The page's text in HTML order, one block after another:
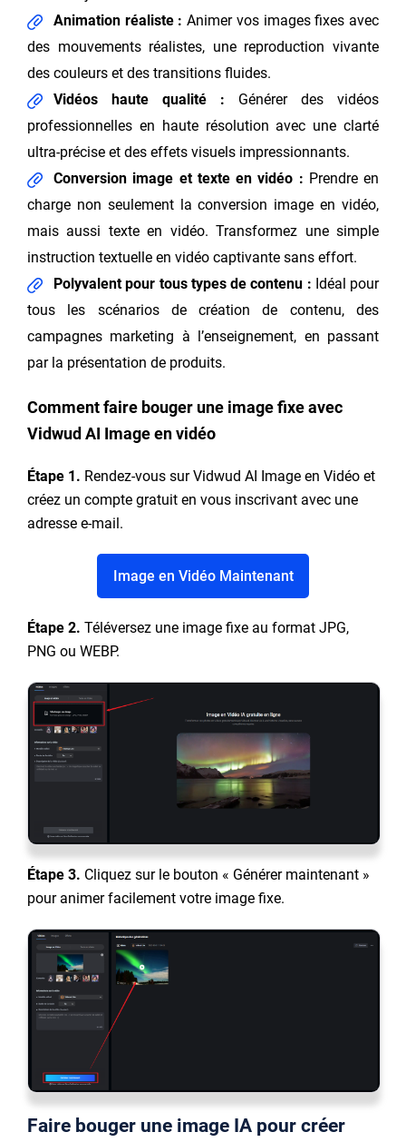
Animation réaliste : Animer vos images fixes avec
des mouvements réalistes, une reproduction vivante
des couleurs et des transitions fluides.
Vidéos haute qualité : Générer des vidéos
professionnelles en haute résolution avec une clarté
ultra-précise et des effets visuels impressionnants.
Conversion image et texte en vidéo : Prendre en
charge non seulement la conversion image en vidéo,
mais aussi texte en vidéo. Transformez une simple
instruction textuelle en vidéo captivante sans effort.
Polyvalent pour tous types de contenu : Idéal pour
tous les scénarios de création de contenu, des
campagnes marketing à l’enseignement, en passant
par la présentation de produits.
Comment faire bouger une image fixe avec
Vidwud AI Image en vidéo
Étape 1. Rendez-vous sur Vidwud AI Image en Vidéo et
créez un compte gratuit en vous inscrivant avec une
adresse e-mail.
Image en Vidéo Maintenant
Étape 2. Téléversez une image fixe au format JPG,
PNG ou WEBP.
Étape 3. Cliquez sur le bouton « Générer maintenant »
pour animer facilement votre image fixe.
Faire bouger une image IA pour créer